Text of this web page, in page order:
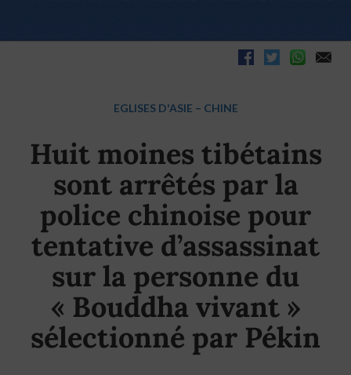
EGLISES D'ASIE – CHINE
Huit moines tibétains
sont arrêtés par la
police chinoise pour
tentative d’assassinat
sur la personne du
« Bouddha vivant »
sélectionné par Pékin